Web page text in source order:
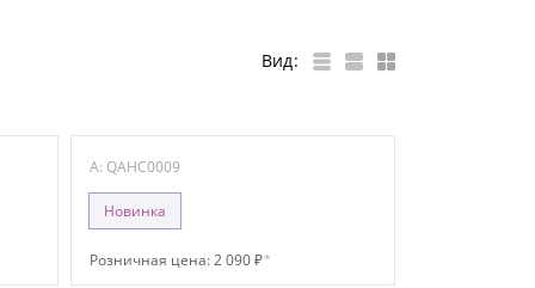
Вид:
A: QAHC0009
Новинка
Розничная цена: 2 090 ₽*